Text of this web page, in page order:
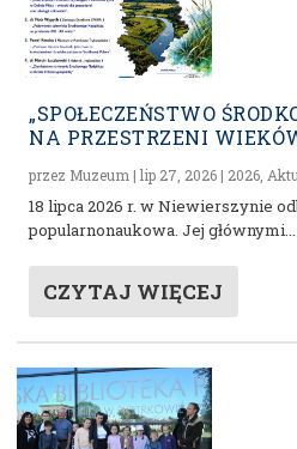
„SPOŁECZEŃSTWO
NA PRZESTRZENI
przez Muzeum |lip 27, 2026 | 2026,
18 lipca 2026 r. w Niewierszynie
popularnonaukowa. Jej głównymi...
CZYTAJ WIĘCEJ